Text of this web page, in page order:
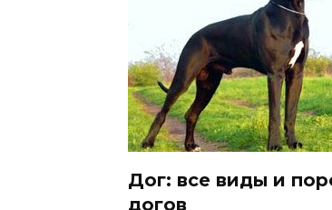
Дог: все виды и
догов